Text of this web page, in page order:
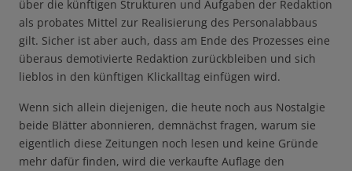
über die künftigen Strukturen und Aufgaben der Redaktion
als probates Mittel zur Realisierung des Personalabbaus
gilt. Sicher ist aber auch, dass am Ende des Prozesses eine
überaus demotivierte Redaktion zurückbleiben und sich
lieblos in den künftigen Klickalltag einfügen wird.
Wenn sich allein diejenigen, die heute noch aus Nostalgie
beide Blätter abonnieren, demnächst fragen, warum sie
eigentlich diese Zeitungen noch lesen und keine Gründe
mehr dafür finden, wird die verkaufte Auflage den